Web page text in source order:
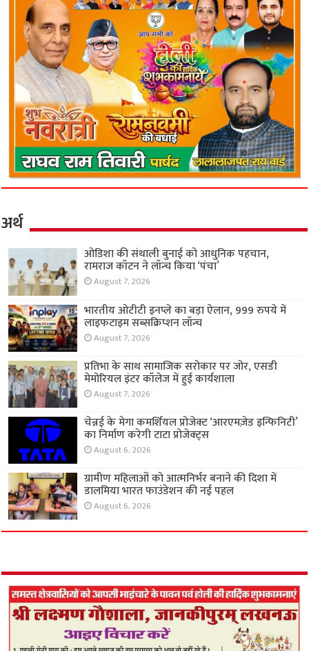
अर्थ
ओडिशा की संथाली बुनाई को आधुनिक पहचान,
रामराज कॉटन ने लॉन्च किया ‘पंचा’
August 7, 2026
भारतीय ओटीटी इनप्ले का बड़ा ऐलान, 999 रुपये में
लाइफटाइम सब्सक्रिप्शन लॉन्च
August 7, 2026
प्रतिभा के साथ सामाजिक सरोकार पर जोर, एसडी
मेमोरियल इंटर कॉलेज में हुई कार्यशाला
August 7, 2026
चेन्नई के मेगा कमर्शियल प्रोजेक्ट ‘आरएमज़ेड इन्फिनिटी’
का निर्माण करेगी टाटा प्रोजेक्ट्स
August 6, 2026
ग्रामीण महिलाओं को आत्मनिर्भर बनाने की दिशा में
डालमिया भारत फाउंडेशन की नई पहल
August 6, 2026